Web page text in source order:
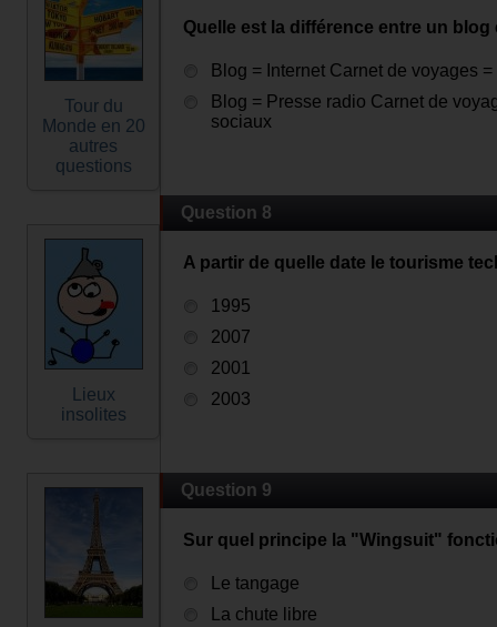
Tour du
Monde en 20
autres
questions
Lieux
insolites
Quelle est la différence entre un
Blog = Internet Carnet de voyages
Blog = Presse radio Carnet de
sociaux
Question 8
A partir de quelle date le tourisme
1995
2007
2001
2003
Question 9
Sur quel principe la "Wingsuit"
Le tangage
La chute libre